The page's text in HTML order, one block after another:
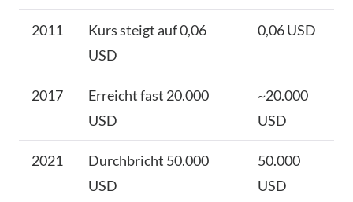
2011
Kurs steigt auf 0,06
USD
0,06 USD
2017
Erreicht fast 20.000
USD
~20.000
USD
2021
Durchbricht 50.000
USD
50.000
USD